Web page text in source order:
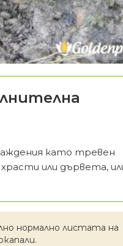
като тревен
или дървета,
нормално листата на